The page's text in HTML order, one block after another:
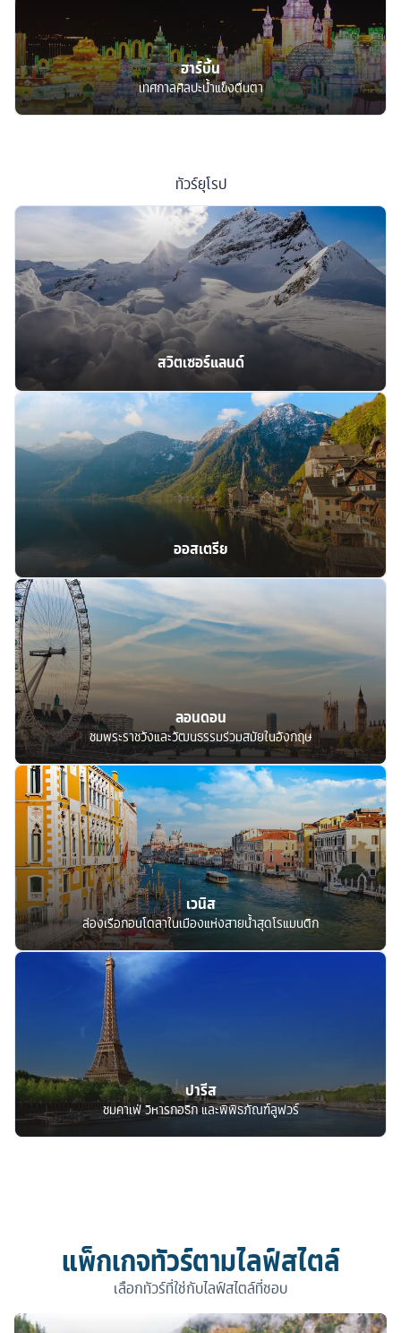
ฮาร์บิ้น
เทศกาลศิลปะน้ำแข็งตื่นตา
ทัวร์ยุโรป
สวิตเซอร์แลนด์
ออสเตรีย
ลอนดอน
ชมพระราชวังและวัฒนธรรมร่วมสมัยในอังกฤษ
เวนิส
ล่องเรือกอนโดลาในเมืองแห่งสายน้ำสุดโรแมนติก
ปารีส
ชมคาเฟ่ วิหารกอธิก และพิพิธภัณฑ์ลูฟวร์
แพ็กเกจทัวร์ตามไลฟ์สไตล์
เลือกทัวร์ที่ใช่กับไลฟ์สไตล์ที่ชอบ